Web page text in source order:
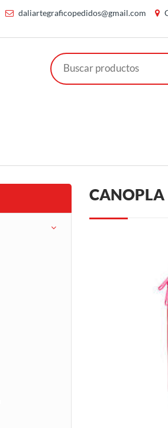
daliartegraficopedidos@gmail.com
CANOPLA